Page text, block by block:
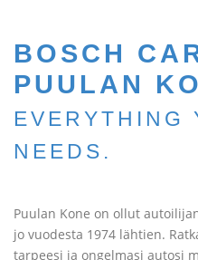
BOSCH
PUULAN
EVERYTHING
NEEDS.
Puulan Kone on ollut
jo vuodesta 1974 lähtien.
tarpeesi ja ongelmasi autosi